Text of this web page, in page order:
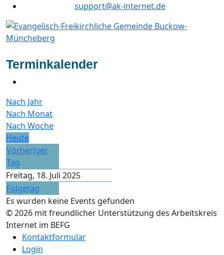
support@ak-internet.de
Terminkalender
Nach Jahr
Nach Monat
Nach Woche
Heute
Vorheriger
Tag
Freitag, 18. Juli 2025
Folgetag
Es wurden keine Events gefunden
© 2026 mit freundlicher Unterstützung des Arbeitskreis
Internet im BEFG
Kontaktformular
Login